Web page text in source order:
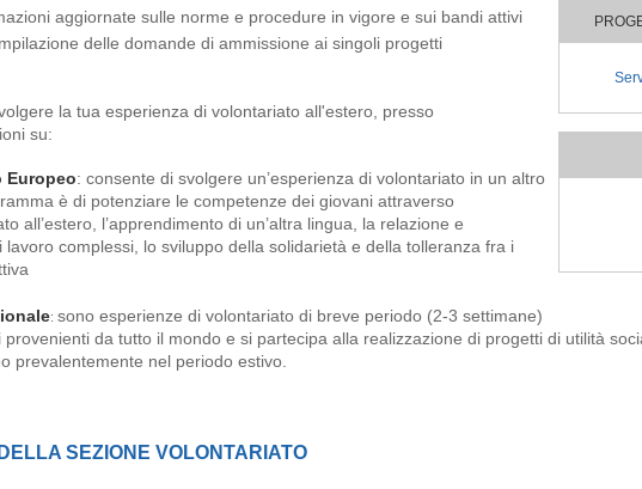
aggiornate sulle norme e procedure in vigore e sui bandi attivi
delle domande di ammissione ai singoli progetti
la tua esperienza di volontariato all'estero, presso
su:
Europeo: consente di svolgere un’esperienza di volontariato in un altro
è di potenziare le competenze dei giovani attraverso
all’estero, l’apprendimento di un’altra lingua, la relazione e
lavoro complessi, lo sviluppo della solidarietà e della tolleranza fra i
: sono esperienze di volontariato di breve periodo (2-3 settimane)
da tutto il mondo e si partecipa alla realizzazione di progetti di utilità
prevalentemente nel periodo estivo.
SEZIONE VOLONTARIATO